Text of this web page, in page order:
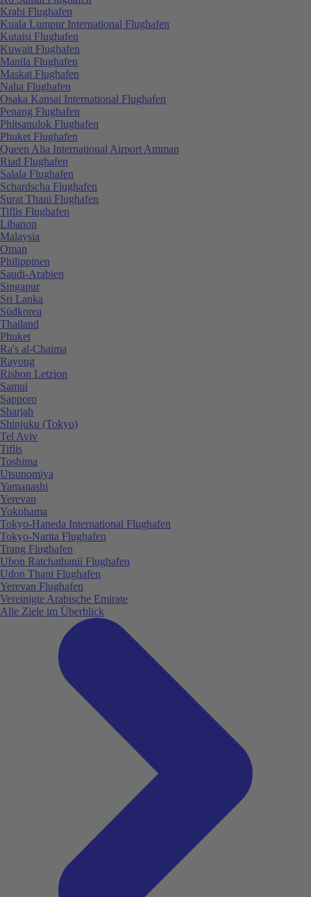
Krabi Flughafen
Kuala Lumpur International Flughafen
Kutaisi Flughafen
Kuwait Flughafen
Manila Flughafen
Maskat Flughafen
Naha Flughafen
Osaka Kansai International Flughafen
Penang Flughafen
Phitsanulok Flughafen
Phuket Flughafen
Queen Alia International Airport Amman
Riad Flughafen
Salala Flughafen
Schardscha Flughafen
Surat Thani Flughafen
Tiflis Flughafen
Libanon
Malaysia
Oman
Philippinen
Saudi-Arabien
Singapur
Sri Lanka
Südkorea
Thailand
Phuket
Ra's al-Chaima
Rayong
Rishon Letzion
Samui
Sapporo
Sharjah
Shinjuku (Tokyo)
Tel Aviv
Tiflis
Toshima
Utsunomiya
Yamanashi
Yerevan
Yokohama
Tokyo-Haneda International Flughafen
Tokyo-Narita Flughafen
Trang Flughafen
Ubon Ratchathanii Flughafen
Udon Thani Flughafen
Yerevan Flughafen
Vereinigte Arabische Emirate
Alle Ziele im Überblick